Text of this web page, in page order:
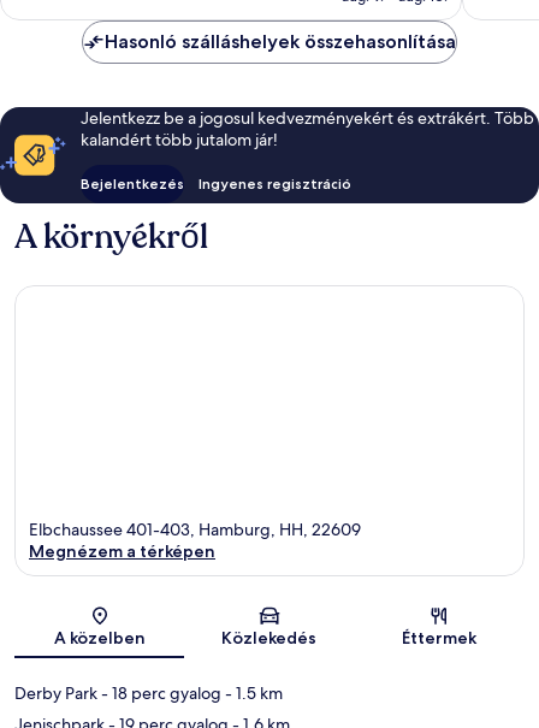
Hasonló szálláshelyek összehasonlítása
Jelentkezz be a jogosul kedvezményekért és extrákért. Több
kalandért több jutalom jár!
Bejelentkezés Ingyenes regisztráció
A környékről
Térkép
Elbchaussee 401-403, Hamburg, HH, 22609
Megnézem a térképen
A közelben Közlekedés Éttermek
Derby Park- 18 perc gyalog - 1.5 km